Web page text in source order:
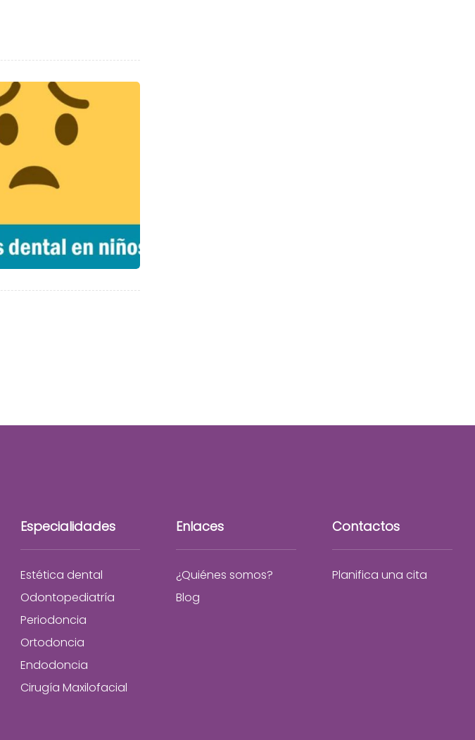
Especialidades
Estética dental
Odontopediatría
Periodoncia
Ortodoncia
Endodoncia
Cirugía Maxilofacial
Enlaces
¿Quiénes somos?
Blog
Contactos
Planifica una cita